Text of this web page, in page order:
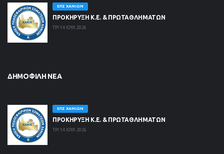
ΕΠΣ ΧΑΝΊΩΝ
ΠΡΟΚΗΡΥΞΗ Κ.Ε. & ΠΡΩΤΑΘΛΗΜΑΤΩΝ
ΤΡΙ 14 ΙΟΥΛ 2026
ΔΗΜΟΦΙΛΉ ΝΈΑ
ΕΠΣ ΧΑΝΊΩΝ
ΠΡΟΚΗΡΥΞΗ Κ.Ε. & ΠΡΩΤΑΘΛΗΜΑΤΩΝ
ΤΡΙ 14 ΙΟΥΛ 2026